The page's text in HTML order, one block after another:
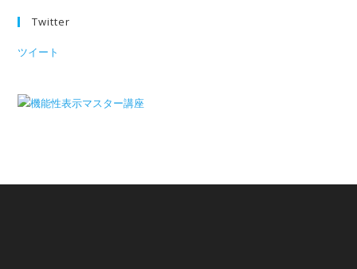
Twitter
ツイート